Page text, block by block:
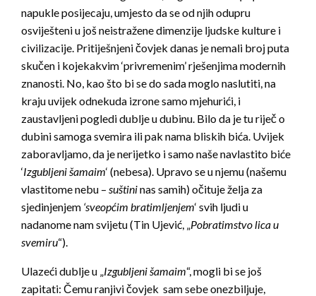
napukle posijecaju, umjesto da se od njih odupru
osviješteni u još neistražene dimenzije ljudske kulture i
civilizacije. Pritiješnjeni čovjek danas je nemali broj puta
skučen i kojekakvim ‘privremenim’ rješenjima modernih
znanosti. No, kao što bi se do sada moglo naslutiti, na
kraju uvijek odnekuda izrone samo mjehurići, i
zaustavljeni pogledi dublje u dubinu. Bilo da je tu riječ o
dubini samoga svemira ili pak nama bliskih bića. Uvijek
zaboravljamo, da je nerijetko i samo naše navlastito biće
‘Izgubljeni šamaim‘ (nebesa). Upravo se u njemu (našemu
vlastitome nebu – suštininas samih) očituje želja za
sjedinjenjem ‘sveopćim bratimljenjem‘ svih ljudi u
nadanome nam svijetu (Tin Ujević, „Pobratimstvo lica u
svemiru“).
Ulazeći dublje u „Izgubljeni šamaim“, mogli bi se još
zapitati: Čemu ranjivi čovjek sam sebe onezbiljuje,